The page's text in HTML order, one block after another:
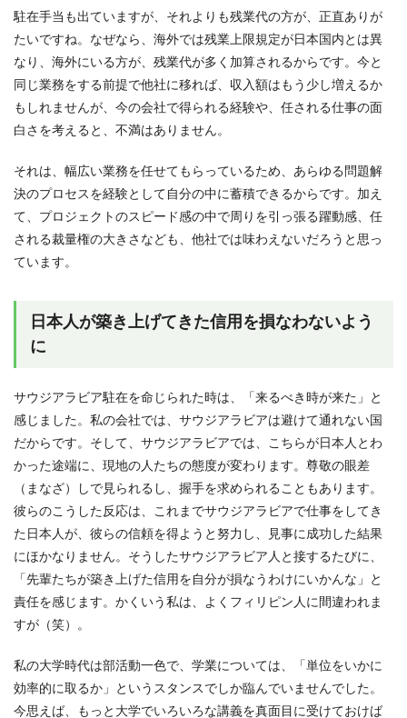
駐在手当も出ていますが、それよりも残業代の方が、正直ありが
たいですね。なぜなら、海外では残業上限規定が日本国内とは異
なり、海外にいる方が、残業代が多く加算されるからです。今と
同じ業務をする前提で他社に移れば、収入額はもう少し増えるか
もしれませんが、今の会社で得られる経験や、任される仕事の面
白さを考えると、不満はありません。
それは、幅広い業務を任せてもらっているため、あらゆる問題解
決のプロセスを経験として自分の中に蓄積できるからです。加え
て、プロジェクトのスピード感の中で周りを引っ張る躍動感、任
される裁量権の大きさなども、他社では味わえないだろうと思っ
ています。
日本人が築き上げてきた信用を損なわないよう
に
サウジアラビア駐在を命じられた時は、「来るべき時が来た」と
感じました。私の会社では、サウジアラビアは避けて通れない国
だからです。そして、サウジアラビアでは、こちらが日本人とわ
かった途端に、現地の人たちの態度が変わります。尊敬の眼差
（まなざ）しで見られるし、握手を求められることもあります。
彼らのこうした反応は、これまでサウジアラビアで仕事をしてき
た日本人が、彼らの信頼を得ようと努力し、見事に成功した結果
にほかなりません。そうしたサウジアラビア人と接するたびに、
「先輩たちが築き上げた信用を自分が損なうわけにいかんな」と
責任を感じます。かくいう私は、よくフィリピン人に間違われま
すが（笑）。
私の大学時代は部活動一色で、学業については、「単位をいかに
効率的に取るか」というスタンスでしか臨んでいませんでした。
今思えば、もっと大学でいろいろな講義を真面目に受けておけば